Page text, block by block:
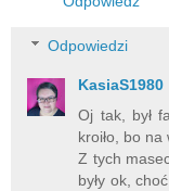
Odpowiedzi
KasiaS1980
Oj tak, był
kroiło, bo
Z tych
były ok,